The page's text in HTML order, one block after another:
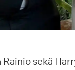
sekä